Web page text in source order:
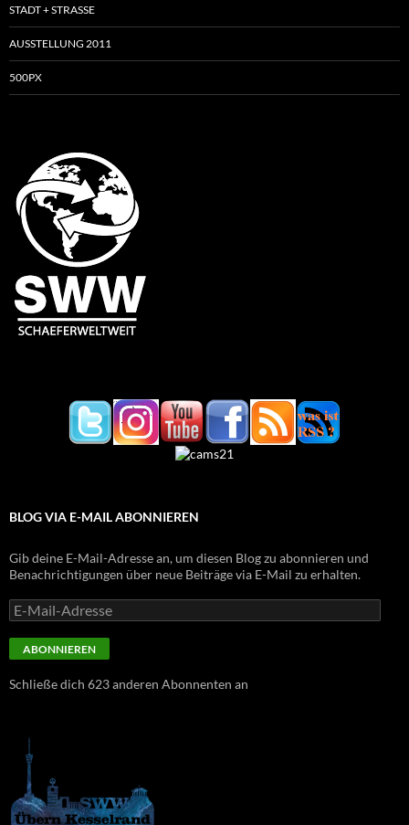
STADT + STRASSE
AUSSTELLUNG 2011
500PX
BLOG VIA E-MAIL ABONNIEREN
Gib deine E-Mail-Adresse an, um diesen Blog zu abonnieren und
Benachrichtigungen über neue Beiträge via E-Mail zu erhalten.
E-
Mail-
Adresse
ABONNIEREN
Schließe dich 623 anderen Abonnenten an